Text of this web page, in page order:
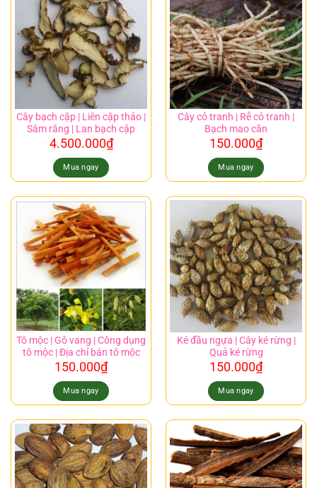
Cây bạch cập | Liên cập thảo |
Sâm răng | Lan bạch cập
4.500.000₫
Mua ngay
Cây cỏ tranh | Rễ cỏ tranh |
Bạch mao căn
150.000₫
Mua ngay
Tô mộc | Gô vang | Công dụng
tô mộc | Địa chỉ bán tô mộc
150.000₫
Mua ngay
Ké đầu ngựa | Cây ké rừng |
Quả ké rừng
150.000₫
Mua ngay